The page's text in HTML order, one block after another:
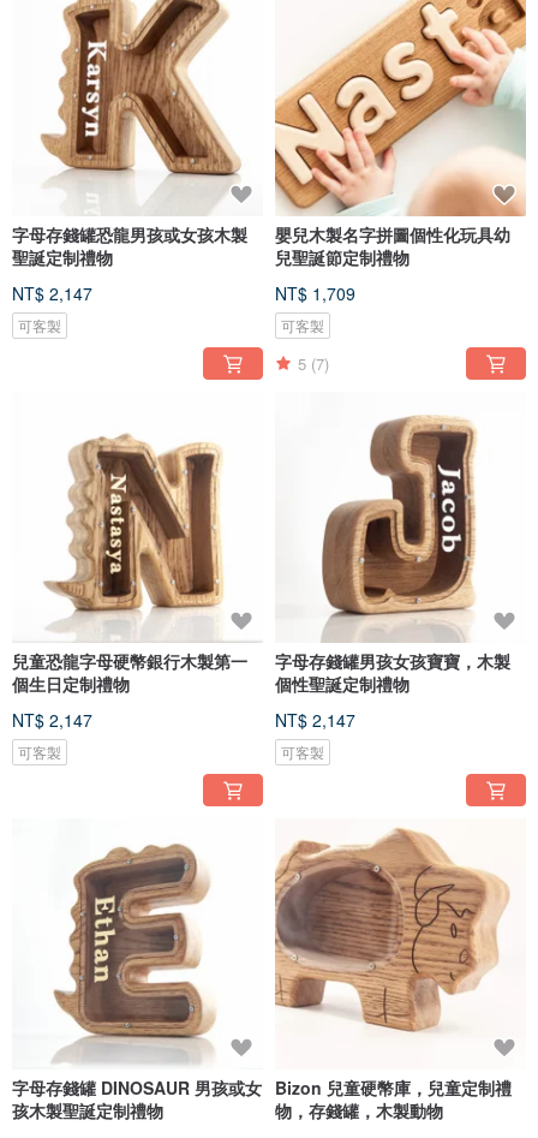
字母存錢罐恐龍男孩或女孩木製
聖誕定制禮物
NT$ 2,147
可客製
嬰兒木製名字拼圖個性化玩具幼
兒聖誕節定制禮物
NT$ 1,709
可客製
5 (7)
兒童恐龍字母硬幣銀行木製第一
個生日定制禮物
NT$ 2,147
可客製
字母存錢罐男孩女孩寶寶，木製
個性聖誕定制禮物
NT$ 2,147
可客製
字母存錢罐 DINOSAUR 男孩或女
孩木製聖誕定制禮物
Bizon 兒童硬幣庫，兒童定制禮
物，存錢罐，木製動物